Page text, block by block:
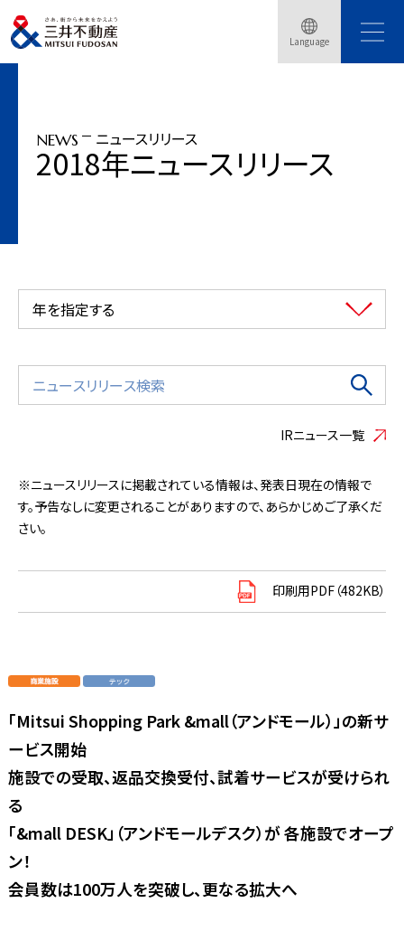
Language
トップページ ニュースリリース
「&mall DESK」（アンドモールデスク）各施設でオープン
NEWS ニュースリリース
2018年ニュースリリース
年を指定する
IRニュース一覧
※ニュースリリースに掲載されている情報は、発表日現在の情報で
す。予告なしに変更されることがありますので、あらかじめご了承くだ
さい。
印刷用PDF（482KB）
「Mitsui Shopping Park &mall（アンドモール）」の新サ
ービス開始
施設での受取、返品交換受付、試着サービスが受けられ
る
「&mall DESK」（アンドモールデスク）が 各施設でオープ
ン！
会員数は100万人を突破し、更なる拡大へ